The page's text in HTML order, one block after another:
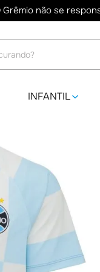
Grêmio não se
INFANTIL